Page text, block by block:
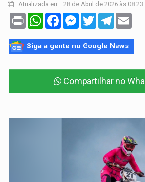
Atualizada em : 28 de Abril de 2026 às 08:23
Print WhatsAppFacebookMessenger
TwitterTelegram
Siga a gente no Google News
Compartilhar no